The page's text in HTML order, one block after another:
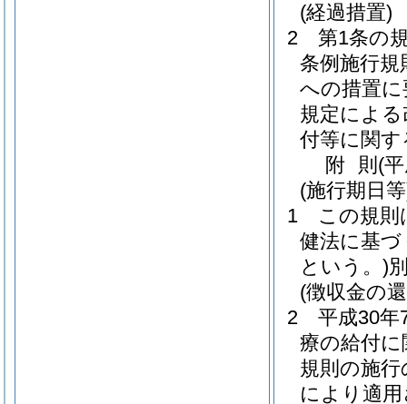
(経過措置)
2
第1条の
条例施行規
への措置
規定によ
付等に関
附 則 (
(施行期日
1
この規則
健法に基
という。)
(徴収金の
2
平成30
療の給付
規則の施
により適